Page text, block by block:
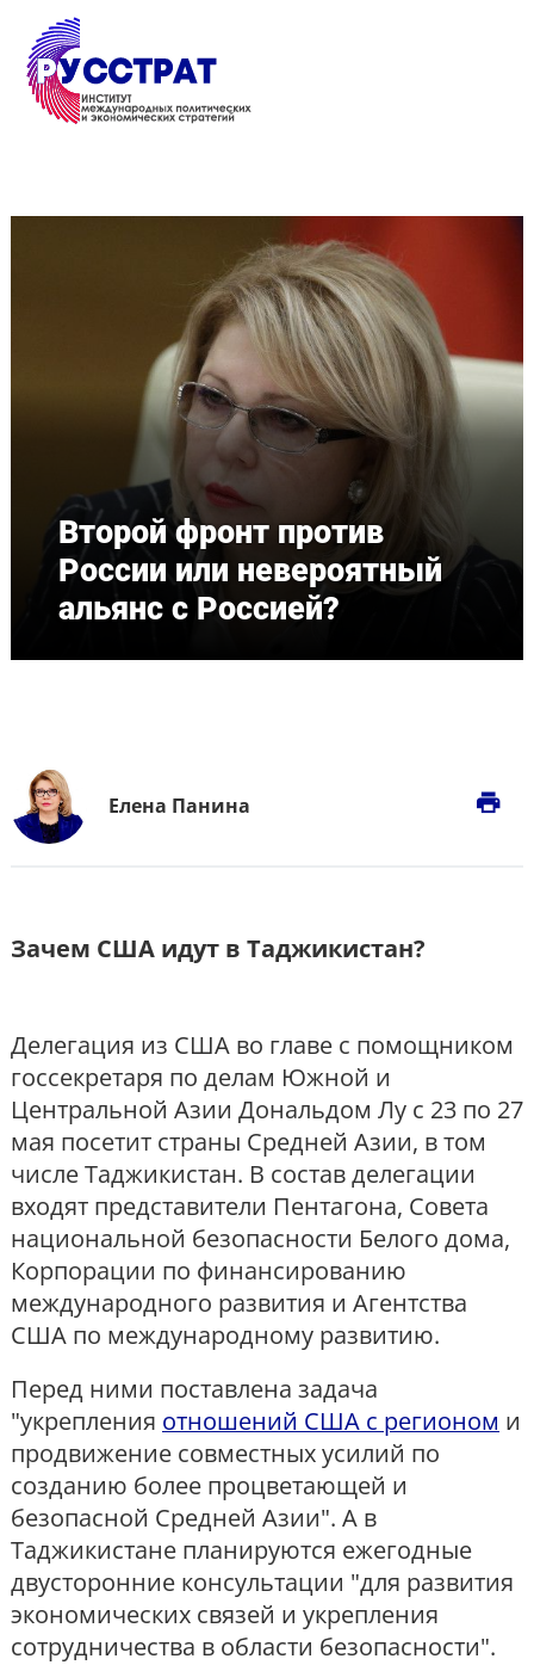
Перейти к основному содержанию
Второй фронт против
России или невероятный
альянс с Россией?
Елена Панина print
Зачем США идут в Таджикистан?
Делегация из США во главе с помощником
госсекретаря по делам Южной и
Центральной Азии Дональдом Лу с 23 по 27
мая посетит страны Средней Азии, в том
числе Таджикистан. В состав делегации
входят представители Пентагона, Совета
национальной безопасности Белого дома,
Корпорации по финансированию
международного развития и Агентства
США по международному развитию.
Перед ними поставлена задача
"укрепления отношений США с регионом и
продвижение совместных усилий по
созданию более процветающей и
безопасной Средней Азии". А в
Таджикистане планируются ежегодные
двусторонние консультации "для развития
экономических связей и укрепления
сотрудничества в области безопасности".